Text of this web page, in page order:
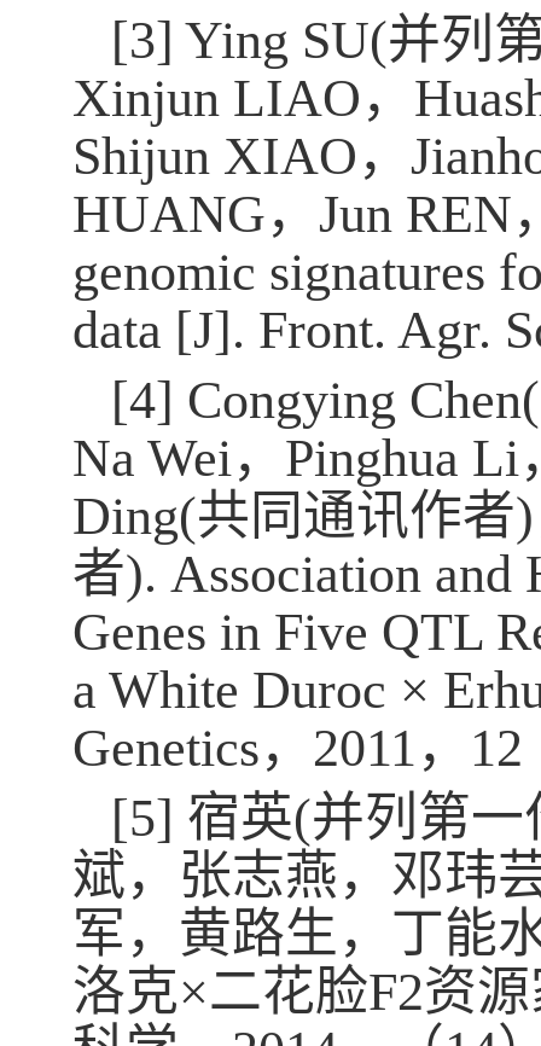
[3] Ying SU(并列
Xinjun LIAO，
Shijun XIAO，
HUANG， Jun REN
genomic signatures
data [J]. Front. Agr.
[4] Congying Chen(
Na Wei， Pinghua Li
Ding(共同通讯作者)
者). Association and
Genes in Five QTL
a White Duroc ×
Genetics， 2011 ， 12
[5] 宿英(并列第一
斌，张志燕，邓玮
军，黄路生，丁能
洛克×二花脸F2资